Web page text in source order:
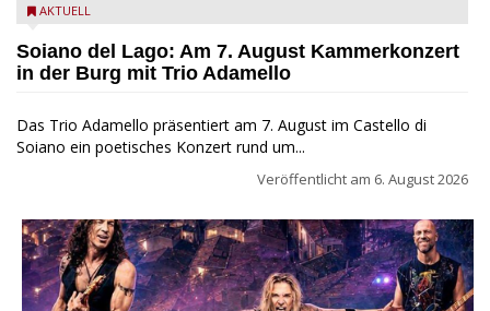
Trio Adamello
AKTUELL
Soiano del Lago: Am 7. August Kammerkonzert
in der Burg mit Trio Adamello
Das Trio Adamello präsentiert am 7. August im Castello di
Soiano ein poetisches Konzert rund um...
Veröffentlicht am 6. August 2026